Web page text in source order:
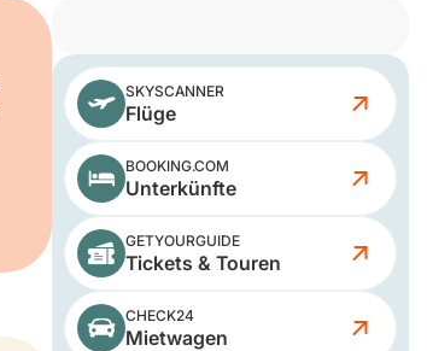
SKYSCANNER
Flüge
BOOKING.COM
Unterkünfte
GETYOURGUIDE
Tickets & Touren
CHECK24
Mietwagen